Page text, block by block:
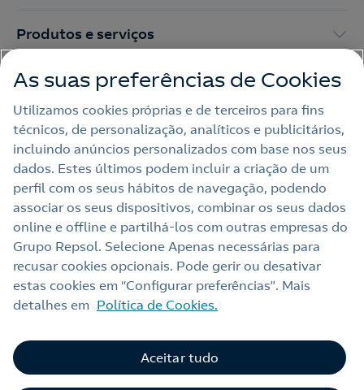
Produtos e serviços
Trabalhar na Repsol
Sala de imprensa
Nota legal
Política de privacidade
Política de cookies
Termos e Condições My Repsol
Alerta por fraude
Livro de Reclamações Online
As suas preferências de Cookies
Utilizamos cookies próprias e de terceiros para fins
técnicos, de personalização, analíticos e publicitários,
incluindo anúncios personalizados com base nos seus
dados. Estes últimos podem incluir a criação de um
perfil com os seus hábitos de navegação, podendo
associar os seus dispositivos, combinar os seus dados
online e offline e partilhá‑los com outras empresas do
Grupo Repsol. Selecione Apenas necessárias para
recusar cookies opcionais. Pode gerir ou desativar
estas cookies em “Configurar preferências”. Mais
detalhes em Política de Cookies.
Aceitar tudo